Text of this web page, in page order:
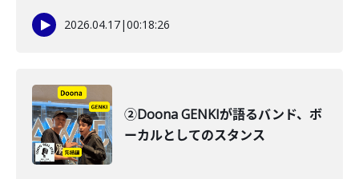
2026.04.17|00:18:26
②Doona GENKIが語るバンド、ボ
ーカルとしてのスタンス